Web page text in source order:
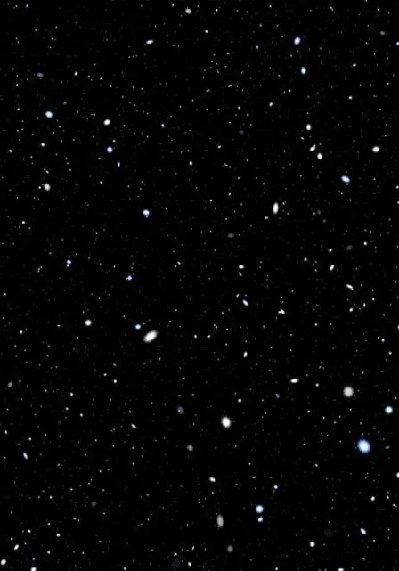
Turns on site high speed to be attractive for people and search engines.